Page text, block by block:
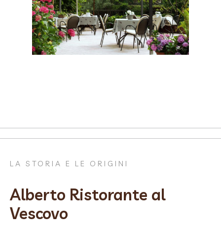
LA STORIA E LE ORIGINI
Alberto Ristorante al
Vescovo